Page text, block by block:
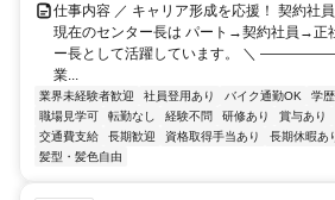
仕事内容 ／ キャリア形成を応援！ 契約社
現在のセンター長は パート→契約社員→正
ー長として活躍しています。 ＼
業...
業界未経験者歓迎 社員登用あり バイク通勤OK 学
職場見学可
転勤なし 経験不問 研修あり 賞与あり
交通費支給
長期歓迎 資格取得手当あり 長期休暇あ
髪型・髪色自由